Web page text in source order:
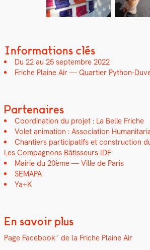
Informations clés
Du 22 au 25 sep­tem­bre 2022
Friche Plaine Air — Quarti­er Python-
Partenaires
Coor­di­na­tion du pro­jet : La Belle Friche
Volet ani­ma­tion : Asso­ci­a­tion
Chantiers par­tic­i­pat­ifs et con­struc­tion
Les Com­pagnons Bâtis­seurs IDF
Mairie du 20ème — Ville de Paris
SEMAPA
Ya+K
En savoir plus
Page Face­book de la Friche Plaine Air